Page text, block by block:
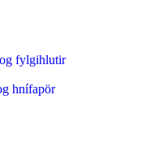
fylgihlutir
hnífapör